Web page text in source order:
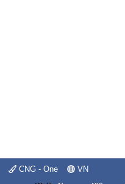
CNG - One VN